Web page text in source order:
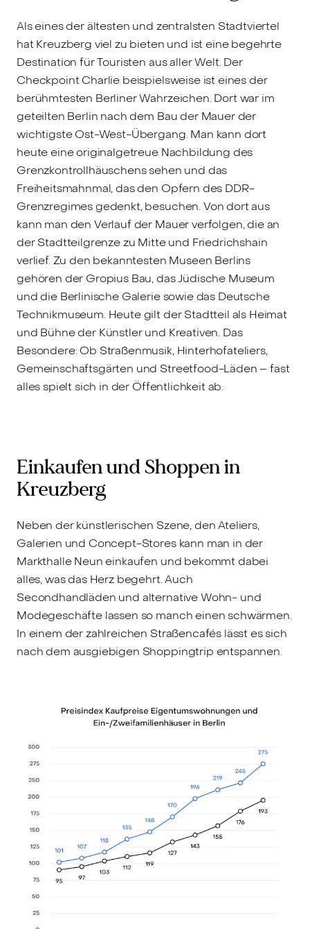
Als eines der ältesten und zentralsten Stadtviertel
hat Kreuzberg viel zu bieten und ist eine begehrte
Destination für Touristen aus aller Welt. Der
Checkpoint Charlie beispielsweise ist eines der
berühmtesten Berliner Wahrzeichen. Dort war im
geteilten Berlin nach dem Bau der Mauer der
wichtigste Ost-West-Übergang. Man kann dort
heute eine originalgetreue Nachbildung des
Grenzkontrollhäuschens sehen und das
Freiheitsmahnmal, das den Opfern des DDR-
Grenzregimes gedenkt, besuchen. Von dort aus
kann man den Verlauf der Mauer verfolgen, die an
der Stadtteilgrenze zu Mitte und Friedrichshain
verlief. Zu den bekanntesten Museen Berlins
gehören der Gropius Bau, das Jüdische Museum
und die Berlinische Galerie sowie das Deutsche
Technikmuseum. Heute gilt der Stadtteil als Heimat
und Bühne der Künstler und Kreativen. Das
Besondere: Ob Straßenmusik, Hinterhofateliers,
Gemeinschaftsgärten und Streetfood-Läden – fast
alles spielt sich in der Öffentlichkeit ab.
Einkaufen und Shoppen in
Kreuzberg
Neben der künstlerischen Szene, den Ateliers,
Galerien und Concept-Stores kann man in der
Markthalle Neun einkaufen und bekommt dabei
alles, was das Herz begehrt. Auch
Secondhandläden und alternative Wohn- und
Modegeschäfte lassen so manch einen schwärmen.
In einem der zahlreichen Straßencafés lässt es sich
nach dem ausgiebigen Shoppingtrip entspannen.